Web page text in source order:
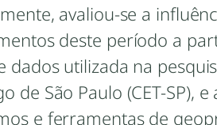
avaliou-se a
deste período a
dados utilizada na
de São Paulo (CET-SP),
e ferramentas de